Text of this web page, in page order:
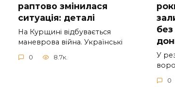
раптово змінилася
ситуація: деталі
На Курщині відбувається
маневрова війна. Українські
0 8.7к.
бeз
У
0